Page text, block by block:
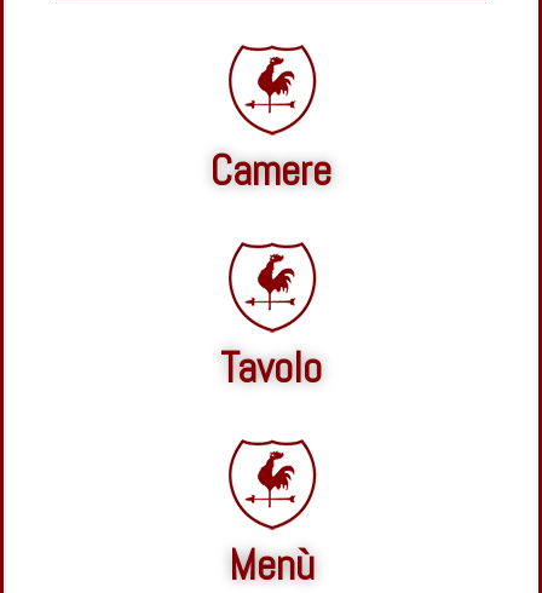
Camere
Tavolo
Menù